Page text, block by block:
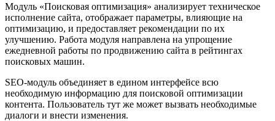
Модуль «Поисковая оптимизация» анализирует техническое
исполнение сайта, отображает параметры, влияющие на
оптимизацию, и предоставляет рекомендации по их
улучшению. Работа модуля направлена на упрощение
ежедневной работы по продвижению сайта в рейтингах
поисковых машин.
SEO-модуль объединяет в едином интерфейсе всю
необходимую информацию для поисковой оптимизации
контента. Пользователь тут же может вызвать необходимые
диалоги и внести изменения.